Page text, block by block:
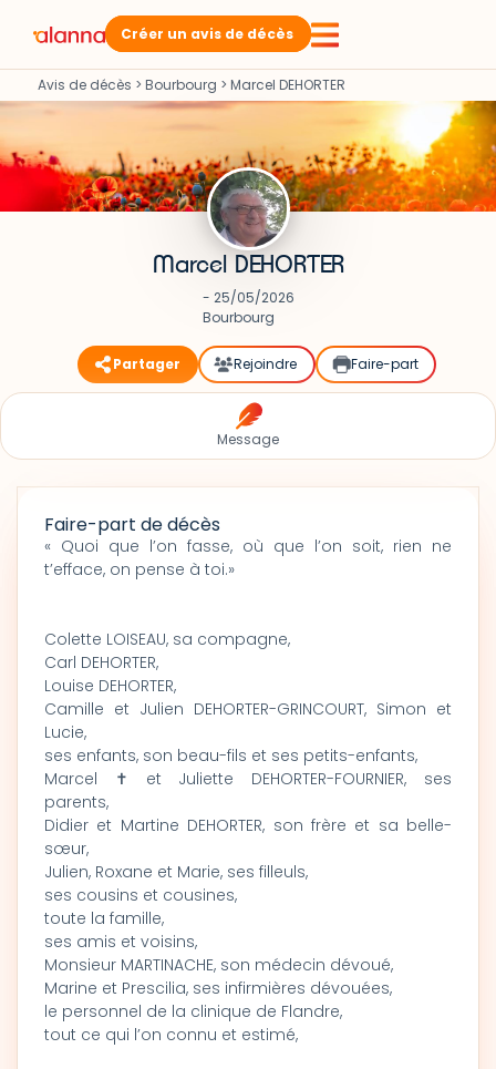
Créer un avis de décès
Avis de décès > Bourbourg > Marcel DEHORTER
Marcel DEHORTER
- 25/05/2026
Bourbourg
Partager Rejoindre Faire-part
Message
Faire-part de décès
« Quoi que l’on fasse, où que l’on soit, rien ne
t’efface, on pense à toi.»
Colette LOISEAU, sa compagne,
Carl DEHORTER,
Louise DEHORTER,
Camille et Julien DEHORTER-GRINCOURT, Simon et
Lucie,
ses enfants, son beau-fils et ses petits-enfants,
Marcel ✝ et Juliette DEHORTER-FOURNIER, ses
parents,
Didier et Martine DEHORTER, son frère et sa belle-
sœur,
Julien, Roxane et Marie, ses filleuls,
ses cousins et cousines,
toute la famille,
ses amis et voisins,
Monsieur MARTINACHE, son médecin dévoué,
Marine et Prescilia, ses infirmières dévouées,
le personnel de la clinique de Flandre,
tout ce qui l’on connu et estimé,